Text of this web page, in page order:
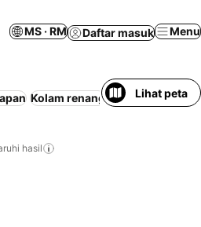
MS · RM Daftar masuk Menu
Kolam renang TempatLihat peta
hasil